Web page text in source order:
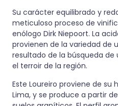
Su carácter equilibrado y
meticuloso proceso de
enólogo Dirk Niepoort. La
provienen de la variedad de
resultado de la búsqueda de
el terroir de la región.
Este Loureiro proviene de su
Lima, y ​​se produce a partir